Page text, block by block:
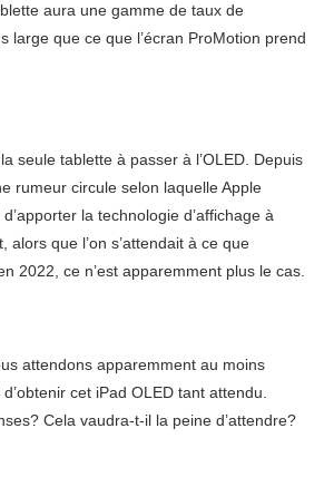
aura une gamme de taux de
large que ce que l’écran ProMotion prend
la seule tablette à passer à l’OLED. Depuis
rumeur circule selon laquelle Apple
la technologie d’affichage à
alors que l’on s’attendait à ce que
2022, ce n’est apparemment plus le cas.
attendons apparemment au moins
cet iPad OLED tant attendu.
Cela vaudra-t-il la peine d’attendre?